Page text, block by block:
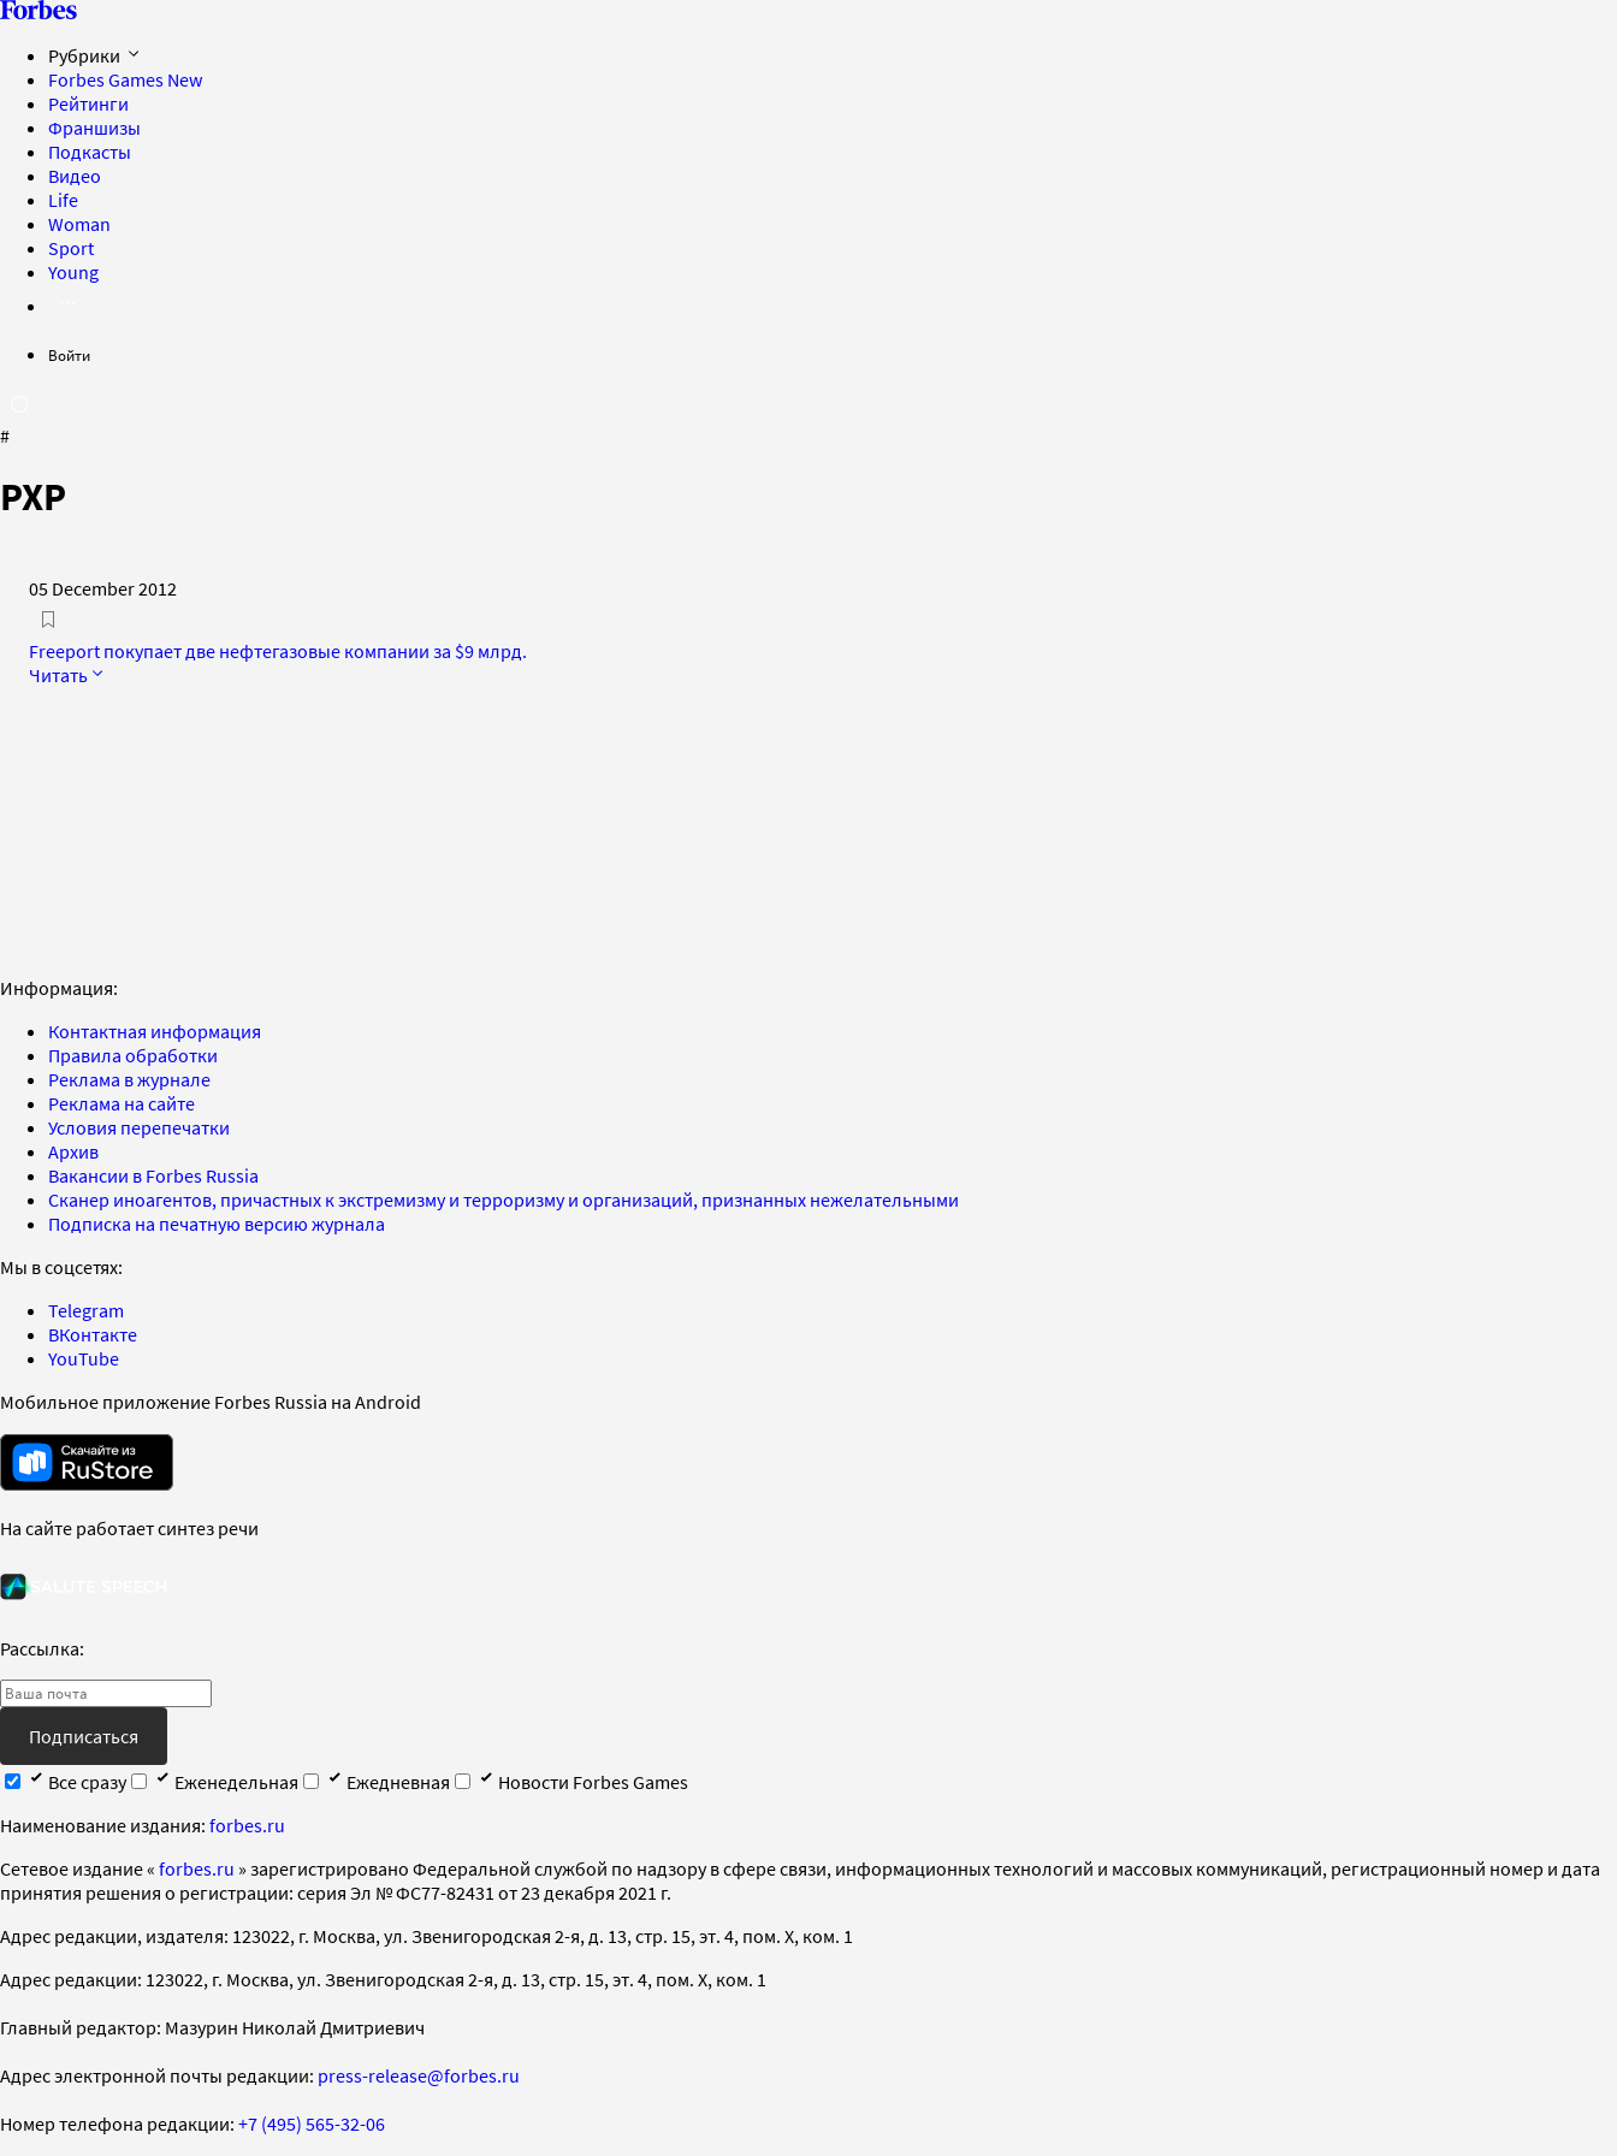
Рубрики
Forbes Games New
Рейтинги
Франшизы
Подкасты
Видео
Life
Woman
Sport
Young
Войти
#
PXP
05 December 2012
Freeport покупает две нефтегазовые компании за $9 млрд.
Читать
Информация:
Контактная информация
Правила обработки
Реклама в журнале
Реклама на сайте
Условия перепечатки
Архив
Вакансии в Forbes Russia
Сканер иноагентов, причастных к экстремизму и терроризму и организаций, признанных нежелательными
Подписка на печатную версию журнала
Мы в соцсетях:
Telegram
ВКонтакте
YouTube
Мобильное приложение Forbes Russia на Android
На сайте работает синтез речи
Рассылка:
Подписаться
Все сразу
Еженедельная Ежедневная
Новости Forbes Games
Наименование издания: forbes.ru
Cетевое издание « forbes.ru » зарегистрировано Федеральной службой по надзору в сфере связи, информационных технологий и массовых коммуникаций, регистрационный номер и дата
принятия решения о регистрации: серия Эл № ФС77-82431 от 23 декабря 2021 г.
Адрес редакции, издателя: 123022, г. Москва, ул. Звенигородская 2-я, д. 13, стр. 15, эт. 4, пом. X, ком. 1
Адрес редакции: 123022, г. Москва, ул. Звенигородская 2-я, д. 13, стр. 15, эт. 4, пом. X, ком. 1
Главный редактор: Мазурин Николай Дмитриевич
Адрес электронной почты редакции: press-release@forbes.ru
Номер телефона редакции: +7 (495) 565-32-06